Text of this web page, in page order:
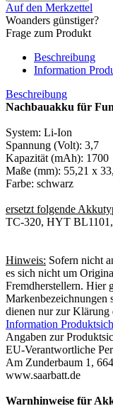
Auf den Merkzettel
Woanders günstiger?
Frage zum Produkt
Beschreibung
Information
Beschreibung
Nachbauakku für
System: Li-Ion
Spannung (Volt): 3,7
Kapazität (mAh): 1700
Maße (mm): 55,21 x
Farbe: schwarz
ersetzt folgende
TC-320, HYT
Hinweis: Sofern nicht
es sich nicht um
Fremdherstellern. Hier
Markenbezeichnungen
dienen nur zur
Information
Angaben zur
EU-Verantwortliche
Am Zunderbaum 1,
www.saarbatt.de
Warnhinweise für